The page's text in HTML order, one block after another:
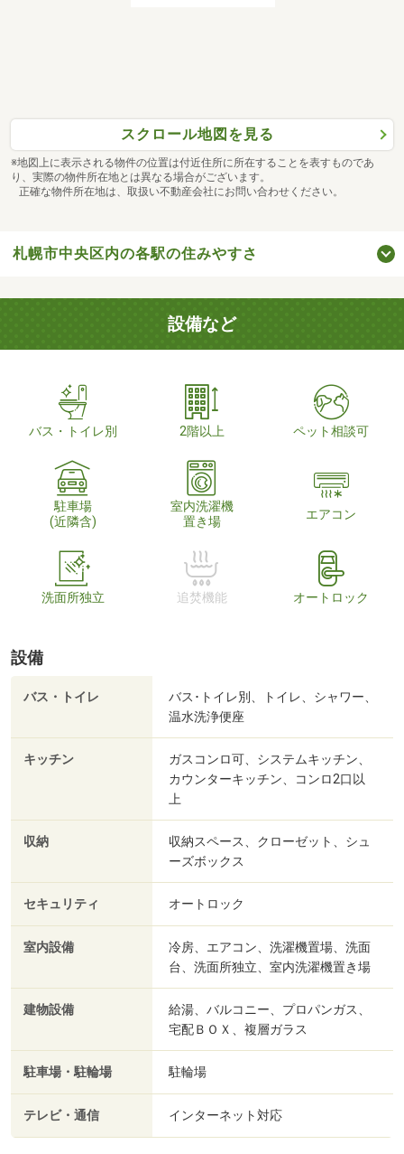
スクロール地図を見る
※地図上に表示される物件の位置は付近住所に所在することを表すものであ
り、実際の物件所在地とは異なる場合がございます。
正確な物件所在地は、取扱い不動産会社にお問い合わせください。
札幌市中央区内の各駅の住みやすさ
設備など
バス・トイレ別 2階以上 ペット相談可
駐車場
(近隣含)
室内洗濯機
置き場
エアコン
洗面所独立 追焚機能 オートロック
設備
バス・トイレ
バス･トイレ別、トイレ、シャワー、
温水洗浄便座
キッチン
ガスコンロ可、システムキッチン、
カウンターキッチン、コンロ2口以
上
収納
収納スペース、クローゼット、シュ
ーズボックス
セキュリティ オートロック
室内設備
冷房、エアコン、洗濯機置場、洗面
台、洗面所独立、室内洗濯機置き場
建物設備
給湯、バルコニー、プロパンガス、
宅配ＢＯＸ、複層ガラス
駐車場・駐輪場 駐輪場
テレビ・通信 インターネット対応